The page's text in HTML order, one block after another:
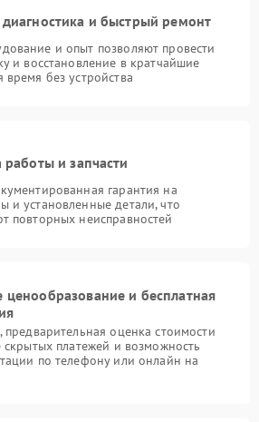
диагностика и быстрый ремонт
и опыт позволяют провести
и восстановление в кратчайшие
без устройства
работы и запчасти
гарантия на
и установленные детали, что
повторных неисправностей
ценообразование и бесплатная
предварительная оценка стоимости
скрытых платежей и возможность
по телефону или онлайн на